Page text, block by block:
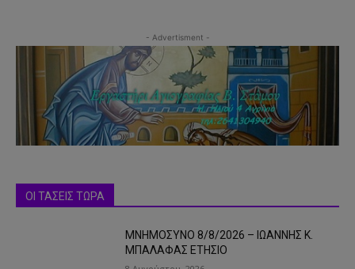
- Advertisment -
ΟΙ ΤΑΣΕΙΣ ΤΩΡΑ
ΜΝΗΜΟΣΥΝΟ 8/8/2026 – ΙΩΑΝΝΗΣ Κ.
ΜΠΑΛΑΦΑΣ ΕΤΗΣΙΟ